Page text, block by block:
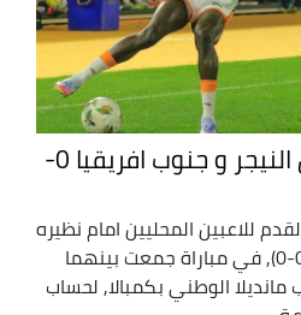
"شان-2024" : تعادل النيجر و جنوب افريقيا 0-
للاعبين المحليين امام نظيره
من جنوب افريقيا بنتيجة (0-0), في مباراة جمعت بينهما
الوطني بكمبالا, لحساب